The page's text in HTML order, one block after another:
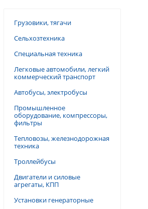
Грузовики, тягачи
Сельхозтехника
Специальная техника
Легковые автомобили, легкий
коммерческий транспорт
Автобусы, электробусы
Промышленное
оборудование, компрессоры,
фильтры
Тепловозы, железнодорожная
техника
Троллейбусы
Двигатели и силовые
агрегаты, КПП
Установки генераторные